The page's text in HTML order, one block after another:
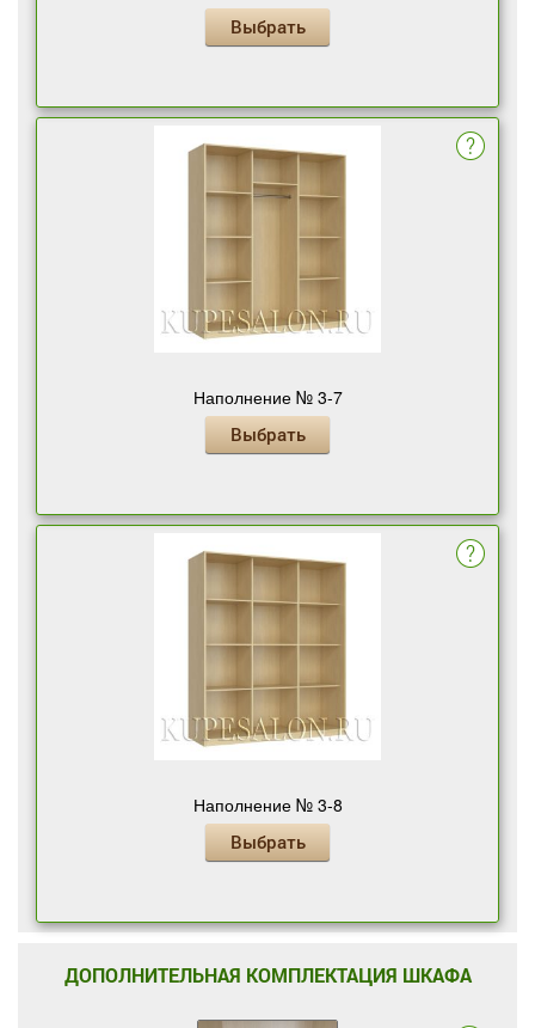
Выбрать
Наполнение № 3-7
Выбрать
Наполнение № 3-8
Выбрать
ДОПОЛНИТЕЛЬНАЯ КОМПЛЕКТАЦИЯ ШКАФА